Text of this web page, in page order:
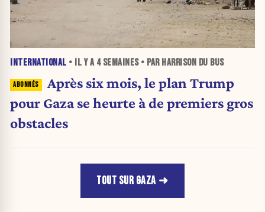
INTERNATIONAL • IL Y A 4 SEMAINES• PAR HARRISON DU BUS
Après six mois, le plan Trump
pour Gaza se heurte à de premiers gros
obstacles
TOUT SUR GAZA